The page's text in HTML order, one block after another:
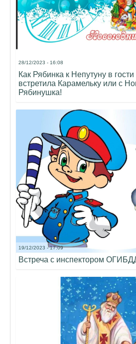
28/12/2023 - 16:08
Как Рябинка к Непутуну в
встретила Карамельку или с
Рябинушка!
19/12/2023 - 17:09
Встреча с инспектором